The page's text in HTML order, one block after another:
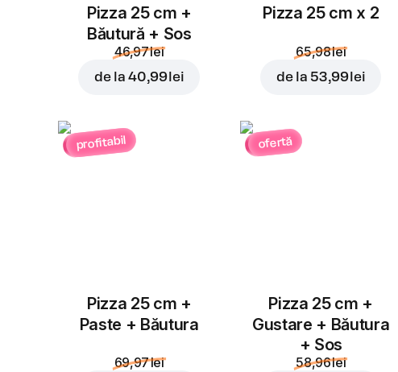
Pizza 25 cm +
Băutură + Sos
46,97 lei
de la40,99 lei
Pizza 25 cm x 2
65,98 lei
de la 53,99 lei
profitabil
Pizza 25 cm +
Paste + Băutura
69,97 lei
ofertă
Pizza 25 cm +
Gustare + Băutura
+ Sos
58,96 lei